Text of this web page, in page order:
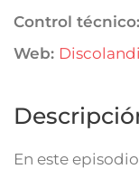
Control técnico:
Web:
En este